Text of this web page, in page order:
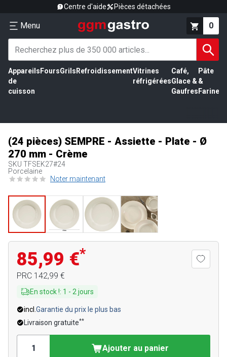
Centre d'aide Pièces détachées
Menu 0
Appareils
de
cuisson
FoursGrils RefroidissementVitrines
réfrigérées
Café,
Glace &
Gaufres
Pâte
&
Farine
(24 pièces) SEMPRE - Assiette - Plate - Ø
270 mm - Crème
SKU TFSEK27#24
Porcelaine
Noter maintenant
85,99 €*
PRC 142,99 €
En stock !: 1 - 2 jours
incl. Garantie du prix le plus bas
Livraison gratuite**
Ajouter au panier